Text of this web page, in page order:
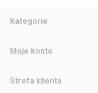
Kategorie
Moje konto
Strefa klienta